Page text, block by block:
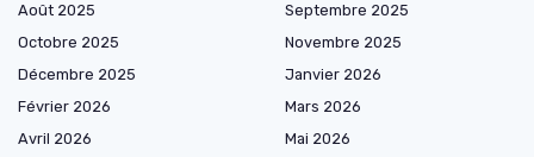
Août 2025
Septembre 2025
Octobre 2025
Novembre 2025
Décembre 2025
Janvier 2026
Février 2026
Mars 2026
Avril 2026
Mai 2026